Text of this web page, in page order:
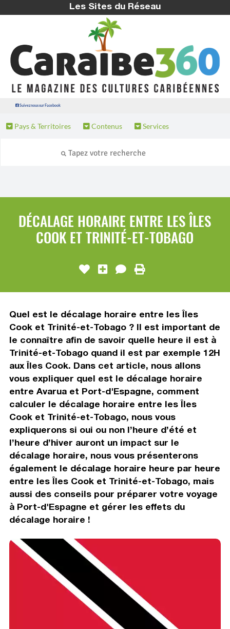
Les Sites du Réseau
Suivez nous sur Facebook
Pays & Territoires Contenus Services
DÉCALAGE HORAIRE ENTRE LES ÎLES
COOK ET TRINITÉ-ET-TOBAGO
Quel est le décalage horaire entre les Îles
Cook et Trinité-et-Tobago ? Il est important de
le connaître afin de savoir quelle heure il est à
Trinité-et-Tobago quand il est par exemple 12H
aux Îles Cook. Dans cet article, nous allons
vous expliquer quel est le décalage horaire
entre Avarua et Port-d'Espagne, comment
calculer le décalage horaire entre les Îles
Cook et Trinité-et-Tobago, nous vous
expliquerons si oui ou non l’heure d’été et
l’heure d’hiver auront un impact sur le
décalage horaire, nous vous présenterons
également le décalage horaire heure par heure
entre les Îles Cook et Trinité-et-Tobago, mais
aussi des conseils pour préparer votre voyage
à Port-d'Espagne et gérer les effets du
décalage horaire !